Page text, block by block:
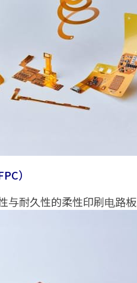
）
与耐久性的柔性印刷电路板